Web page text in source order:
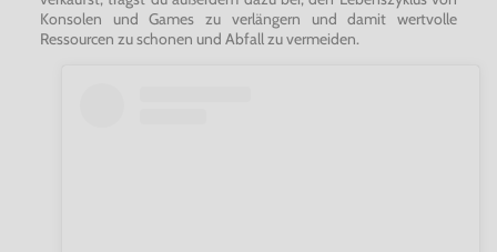
Konsolen und Games zu verlängern und damit wertvolle
Ressourcen zu schonen und Abfall zu vermeiden.